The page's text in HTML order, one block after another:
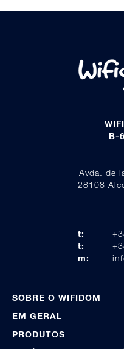
B-
Avda. de
28108
t:
t:
m:
SOBRE O WIFIDOM
EM GERAL
PRODUTOS